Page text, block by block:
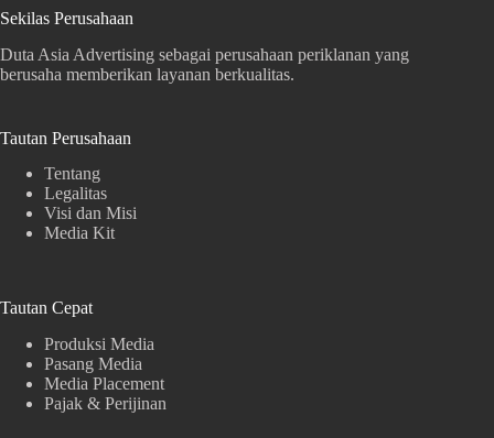
Sekilas Perusahaan
Duta Asia Advertising sebagai perusahaan periklanan yang
berusaha memberikan layanan berkualitas.
Tautan Perusahaan
Tentang
Legalitas
Visi dan Misi
Media Kit
Tautan Cepat
Produksi Media
Pasang Media
Media Placement
Pajak & Perijinan